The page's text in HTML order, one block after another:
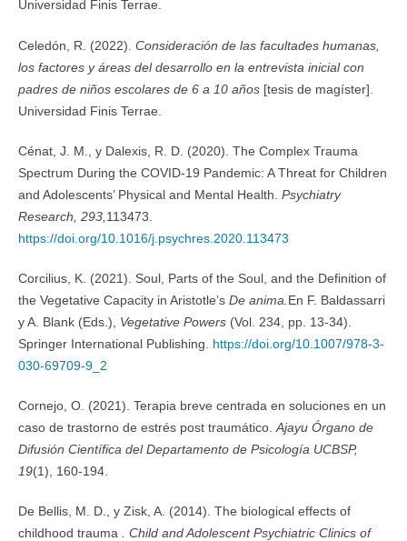
Universidad Finis Terrae.
Celedón, R. (2022). Consideración de las facultades humanas,
los factores y áreas del desarrollo en la entrevista inicial con
padres de niños escolares de 6 a 10 años[tesis de magíster].
Universidad Finis Terrae.
Cénat, J. M., y Dalexis, R. D. (2020). The Complex Trauma
Spectrum During the COVID-19 Pandemic: A Threat for Children
and Adolescents’ Physical and Mental Health. Psychiatry
Research, 293, 113473.
https://doi.org/10.1016/j.psychres.2020.113473
Corcilius, K. (2021). Soul, Parts of the Soul, and the Definition of
the Vegetative Capacity in Aristotle’s De anima. En F. Baldassarri
y A. Blank (Eds.), Vegetative Powers(Vol. 234, pp. 13-34).
Springer International Publishing. https://doi.org/10.1007/978-3-
030-69709-9_2
Cornejo, O. (2021). Terapia breve centrada en soluciones en un
caso de trastorno de estrés post traumático. Ajayu Órgano de
Difusión Científica del Departamento de Psicología UCBSP,
19(1), 160-194.
De Bellis, M. D., y Zisk, A. (2014). The biological effects of
childhood trauma
. Child and Adolescent Psychiatric Clinics of